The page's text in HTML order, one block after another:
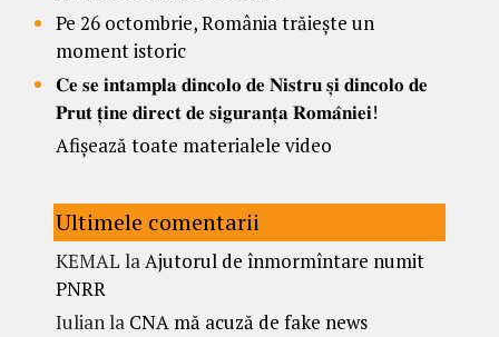
Pe 26 octombrie, România trăiește un
moment istoric
𝐂𝐞 𝐬𝐞 𝐢𝐧𝐭𝐚𝐦𝐩𝐥𝐚 𝐝𝐢𝐧𝐜𝐨𝐥𝐨 𝐝𝐞 𝐍𝐢𝐬𝐭𝐫𝐮 𝐬̦𝐢 𝐝𝐢𝐧𝐜𝐨𝐥𝐨 𝐝𝐞
𝐏𝐫𝐮𝐭 𝐭̦𝐢𝐧𝐞 𝐝𝐢𝐫𝐞𝐜𝐭 𝐝𝐞 𝐬𝐢𝐠𝐮𝐫𝐚𝐧𝐭̦𝐚 𝐑𝐨𝐦𝐚̂𝐧𝐢𝐞𝐢!
Afișează toate materialele video
Ultimele comentarii
KEMAL laAjutorul de înmormîntare numit
PNRR
Iulianla CNA mă acuză de fake news